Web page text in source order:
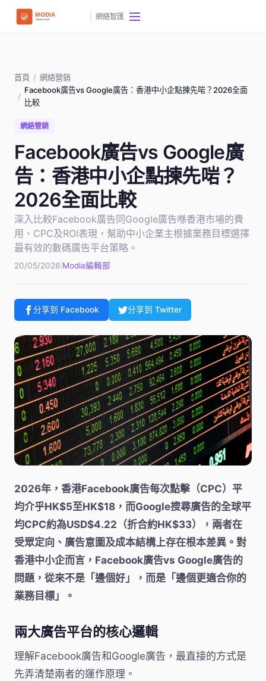
網絡智匯
首頁 / 網絡營銷
/
Facebook廣告vs Google廣告：香港中小企點揀先啱？2026全面
比較
網絡營銷
Facebook廣告vs Google廣
告：香港中小企點揀先啱？
2026全面比較
深入比較Facebook廣告同Google廣告喺香港市場的費
用、CPC及ROI表現，幫助中小企業主根據業務目標選擇
最有效的數碼廣告平台策略。
20/05/2026 Modia編輯部
分享到 Facebook 分享到 Twitter
2026年，香港Facebook廣告每次點擊（CPC）平
均介乎HK$5至HK$18，而Google搜尋廣告的全球平
均CPC約為USD$4.22（折合約HK$33），兩者在
受眾定向、廣告意圖及成本結構上存在根本差異。對
香港中小企而言，Facebook廣告vs Google廣告的
問題，從來不是「邊個好」，而是「邊個更適合你的
業務目標」。
兩大廣告平台的核心邏輯
理解Facebook廣告和Google廣告，最直接的方式是
先弄清楚兩者的運作原理。